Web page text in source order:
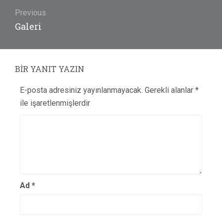
gezinmesi
Previous
Previous
Galeri
BIR YANIT YAZIN
E-posta adresiniz yayınlanmayacak. Gerekli alanlar *
ile işaretlenmişlerdir
Ad *